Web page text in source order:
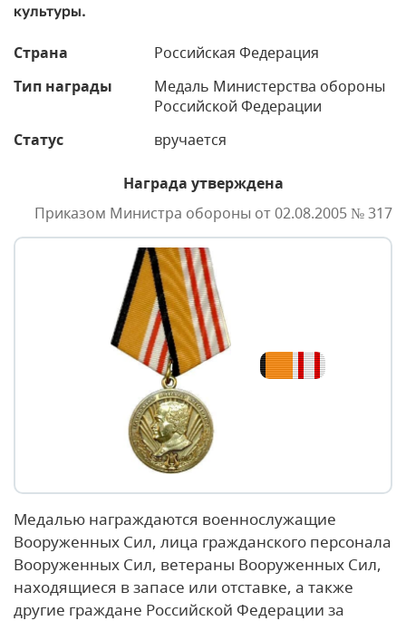
культуры.
Медалью награждаются военнослужащие
Вооруженных Сил, лица гражданского персонала
Вооруженных Сил, ветераны Вооруженных Сил,
находящиеся в запасе или отставке, а также
другие граждане Российской Федерации за
Страна
Российская Федерация
Тип награды
Медаль Министерства обороны
Российской Федерации
Статус
вручается
Награда утверждена
Приказом Министра обороны от 02.08.2005 № 317